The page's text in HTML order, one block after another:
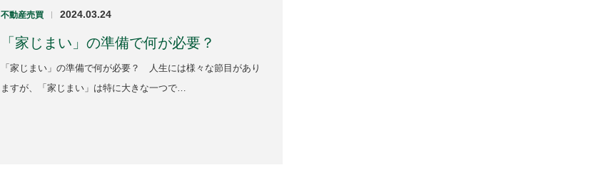
不動産売買 | 2024.03.24
「家じまい」の準備で何が必要？
「家じまい」の準備で何が必要？ 人生には様々な節目があり
ますが、「家じまい」は特に大きな一つで…